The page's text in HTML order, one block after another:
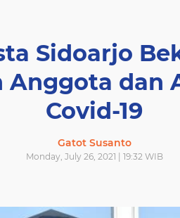
Sidoarjo
Anggota dan
Covid-19
Gatot Susanto
Monday, July 26, 2021 | 19:32 WIB